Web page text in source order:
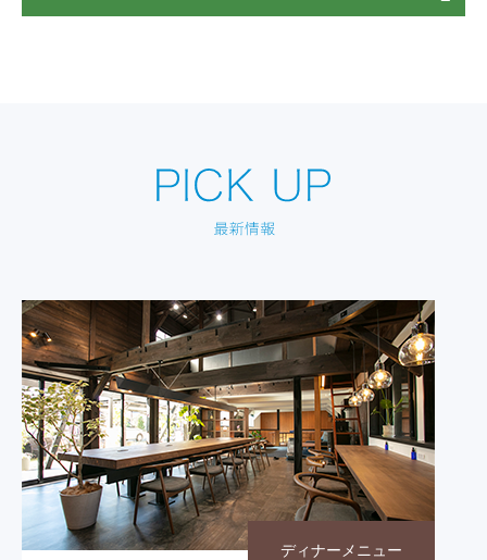
ディナーメニュー